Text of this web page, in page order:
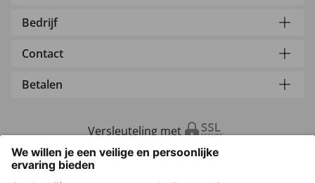
Bedrijf
Contact
Betalen
Versleuteling met